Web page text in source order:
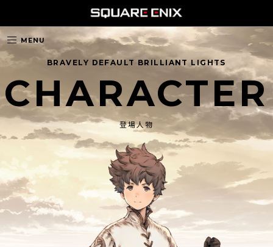
MENU
BRAVELY DEFAULT BRILLIANT LIGHTS
CHARACTER
登場人物